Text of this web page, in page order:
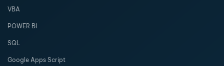
VBA
POWER BI
SQL
Google Apps Script